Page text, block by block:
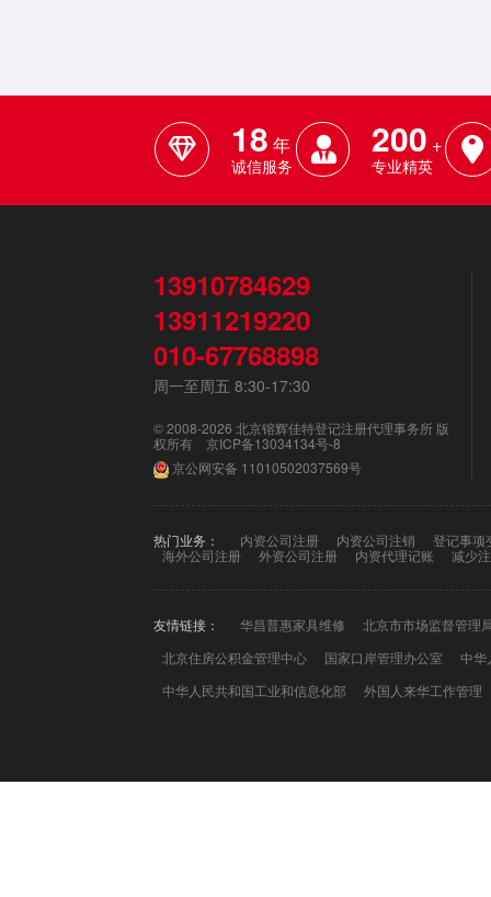
18 年
诚信服务
200 +
专业精英
13910784629
13911219220
010-67768898
周一至周五 8:30-17:30
© 2008-2026 北京镕辉佳特登记注册代理事务所 版
权所有 京ICP备13034134号-8
京公网安备 11010502037569号
热门业务： 内资公司注册 内资公司注销
登记事项
海外公司注册
外资公司注册 内资代理记账 减少
友情链接： 华昌普惠家具维修
北京市市场监督管理
北京住房公积金管理中心
国家口岸管理办公室
中华
中华人民共和国工业和信息化部
外国人来华工作管理